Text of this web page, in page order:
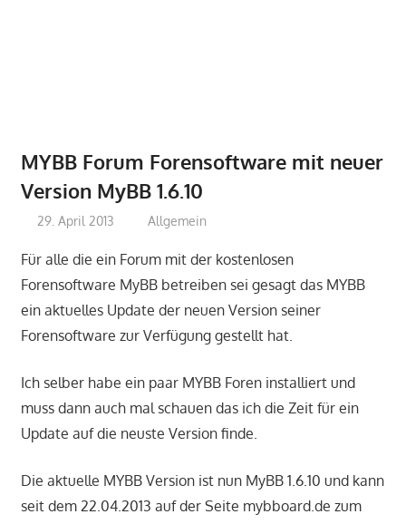
MYBB Forum Forensoftware mit neuer
Version MyBB 1.6.10
29. April 2013 perfect-seo
Allgemein
Für alle die ein Forum mit der kostenlosen
Forensoftware MyBB betreiben sei gesagt das MYBB
ein aktuelles Update der neuen Version seiner
Forensoftware zur Verfügung gestellt hat.
Ich selber habe ein paar MYBB Foren installiert und
muss dann auch mal schauen das ich die Zeit für ein
Update auf die neuste Version finde.
Die aktuelle MYBB Version ist nun MyBB 1.6.10 und kann
seit dem 22.04.2013 auf der Seite mybboard.de zum